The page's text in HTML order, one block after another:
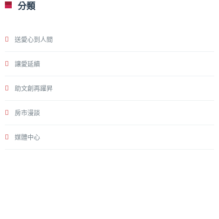
分類
送愛心到人間
讓愛延續
助文創再躍昇
房市漫談
媒體中心